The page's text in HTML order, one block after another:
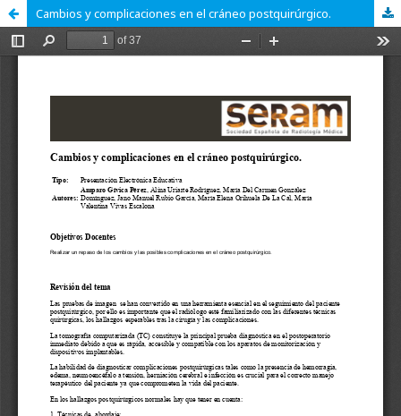
Cambios y complicaciones en el cráneo postquirúrgico.